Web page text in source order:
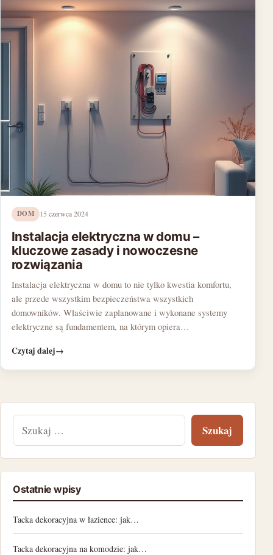
DOM 15 czerwca 2024
Instalacja elektryczna w domu –
kluczowe zasady i nowoczesne
rozwiązania
Instalacja elektryczna w domu to nie tylko kwestia komfortu,
ale przede wszystkim bezpieczeństwa wszystkich
domowników. Właściwie zaplanowane i wykonane systemy
elektryczne są fundamentem, na którym opiera…
Czytaj dalej→
Szukaj:
Ostatnie wpisy
Tacka dekoracyjna w łazience: jak…
Tacka dekoracyjna na komodzie: jak…